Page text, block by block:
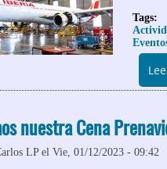
Tags:
nuestra Cena
LPel Vie, 01/12/2023 - 09:42